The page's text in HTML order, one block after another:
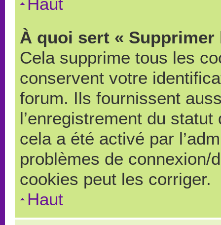
Haut
À quoi sert «
Cela supprime tous les
conservent votre
forum. Ils fournissent
l’enregistrement du
cela a été activé par
problèmes de connexion/
cookies peut les corriger.
Haut